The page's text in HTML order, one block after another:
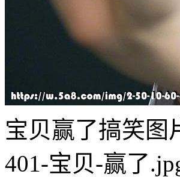
宝贝赢了搞笑图
401-宝贝-赢了